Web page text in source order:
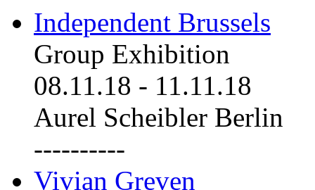
Independent Brussels
Group Exhibition
08.11.18 - 11.11.18
Aurel Scheibler Berlin
----------
Vivian Greven